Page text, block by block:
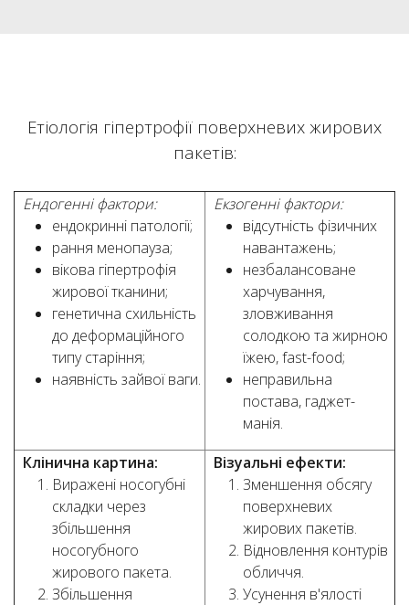
Етіологія гіпертрофії поверхневих жирових
пакетів:
Ендогенні фактори:
ендокринні патології;
рання менопауза;
вікова гіпертрофія
жирової тканини;
генетична схильність
до деформаційного
типу старіння;
наявність зайвої ваги.
Екзогенні фактори:
відсутність фізичних
навантажень;
незбалансоване
харчування,
зловживання
солодкою та жирною
їжею, fast-food;
неправильна
постава, гаджет-
манія.
Клінична картина:
Виражені носогубні
складки через
збільшення
носогубного
жирового пакета.
Збільшення
Візуальні ефекти:
Зменшення обсягу
поверхневих
жирових пакетів.
Відновлення контурів
обличчя.
Усунення в'ялості